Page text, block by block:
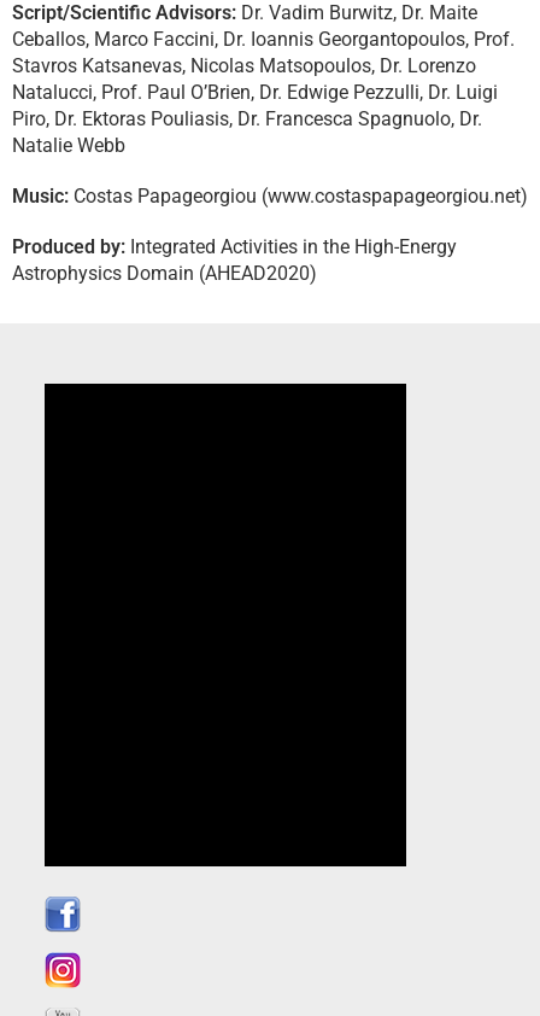
Script/Scientific Advisors: Dr. Vadim Burwitz, Dr. Maite
Ceballos, Marco Faccini, Dr. Ioannis Georgantopoulos, Prof.
Stavros Katsanevas, Nicolas Matsopoulos, Dr. Lorenzo
Natalucci, Prof. Paul O’Brien, Dr. Edwige Pezzulli, Dr. Luigi
Piro, Dr. Ektoras Pouliasis, Dr. Francesca Spagnuolo, Dr.
Natalie Webb
Music: Costas Papageorgiou (www.costaspapageorgiou.net)
Produced by: Integrated Activities in the High-Energy
Astrophysics Domain (AHEAD2020)